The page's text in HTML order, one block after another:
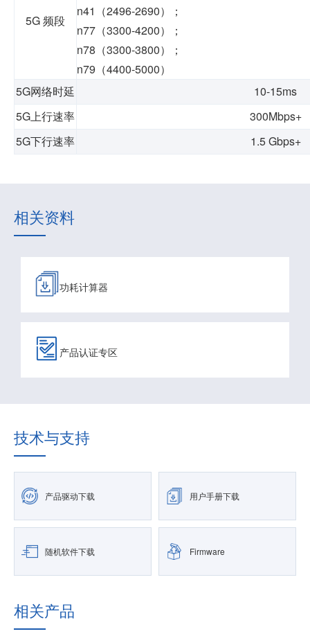
5G频段
n41（2496-2690）；
n77（3300-4200）；
n78（3300-3800）；
n79（4400-5000）
5G网络时延
10-15ms
5G上行速率
300Mbps+
5G下行速率
1.5 Gbps+
相关资料
功耗计算器
产品认证专区
技术与支持
产品驱动下载 用户手册下载
随机软件下载 Firmware
相关产品